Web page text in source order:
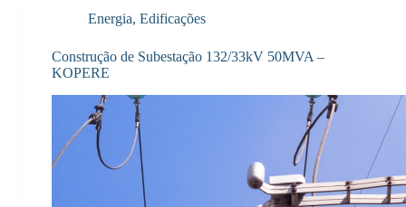
Energia, Edificações
Construção de Subestação 132/33kV 50MVA –
KOPERE